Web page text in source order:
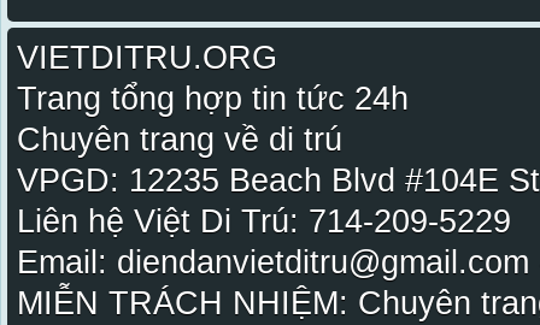
VIETDITRU.ORG
Trang tổng hợp tin tức 24h
Chuyên trang về di trú
VPGD: 12235 Beach Blvd #104E
Liên hệ Việt Di Trú: 714-209-5229
Email:
MIỄN TRÁCH NHIỆM: Chuyên